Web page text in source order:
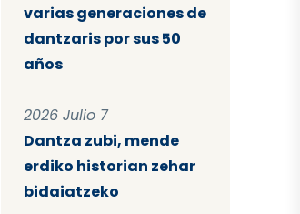
varias generaciones de
dantzaris por sus 50
años
2026 Julio 7
Dantza zubi, mende
erdiko historian zehar
bidaiatzeko